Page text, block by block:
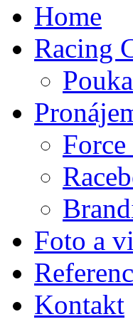
Home
Racing
Foto a
Kontakt